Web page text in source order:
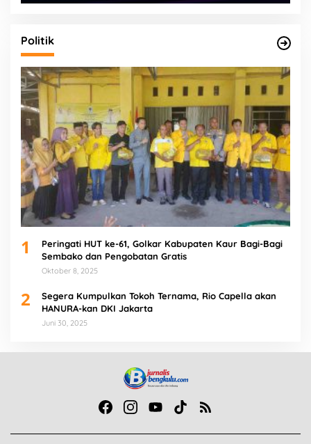
Politik
1
Peringati HUT ke-61, Golkar Kabupaten Kaur Bagi-Bagi
Sembako dan Pengobatan Gratis
Oktober 8, 2025
2
Segera Kumpulkan Tokoh Ternama, Rio Capella akan
HANURA-kan DKI Jakarta
Juni 30, 2025